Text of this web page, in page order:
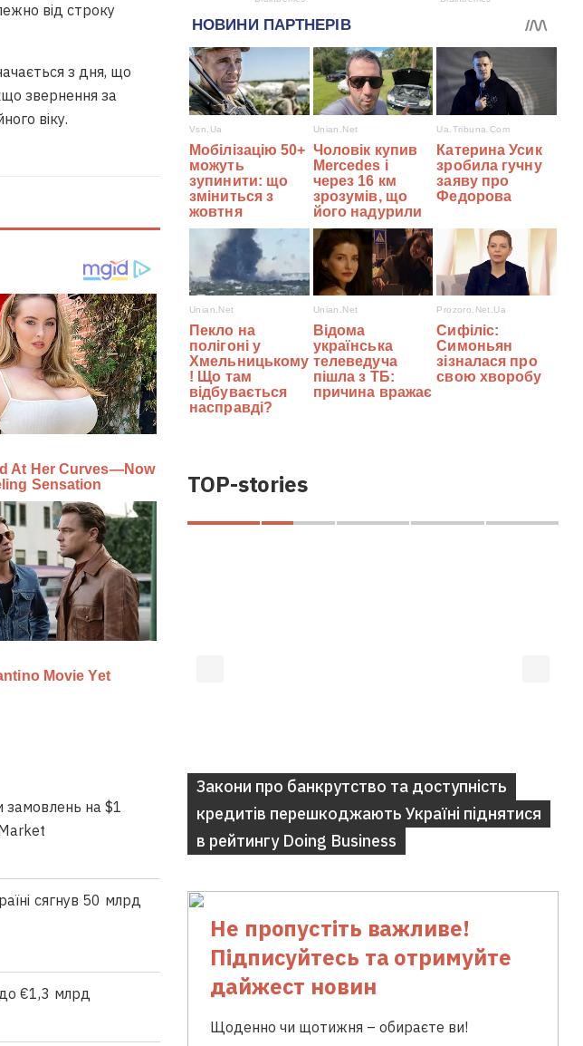
від строку
з дня, що
звернення за
віку.
замовлень на $1
сягнув 50 млрд
€1,3 млрд
TOP-stories
Закони про банкрутство та доступність
кредитів перешкоджають Україні піднятися
в рейтингу Doing Business
Не пропустіть важливе!
Підписуйтесь та отримуйте
дайжест новин
Щоденно чи щотижня – обираєте ви!